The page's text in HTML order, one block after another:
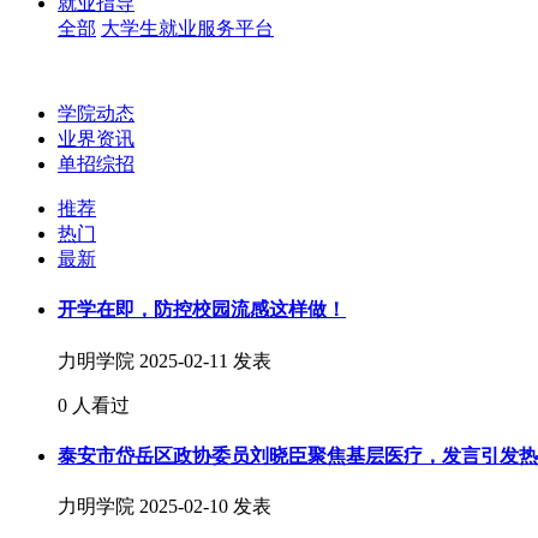
全部 大学生就业服务平台
学院动态
业界资讯
单招综招
推荐
热门
最新
开学在即，防控校园流感这样做！
力明学院 2025-02-11 发表
0 人看过
泰安市岱岳区政协委员刘晓臣聚焦基层医疗，发言引发
力明学院 2025-02-10 发表